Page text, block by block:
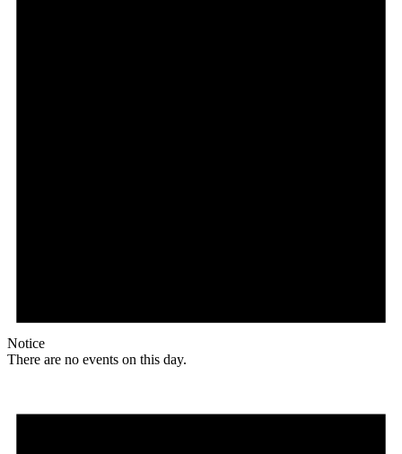
Notice
There are no events on this day.